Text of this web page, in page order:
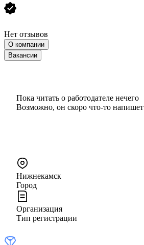
Нет отзывов
О компании
Вакансии
Пока читать о работодателе нечего
Возможно, он скоро что‑то напишет
Нижнекамск
Город
Организация
Тип регистрации